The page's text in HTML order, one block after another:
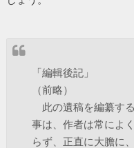
「編輯後記」
（前略）
此の遺稿を編纂す
事は、作者は常によ
らず、正直に大膽に